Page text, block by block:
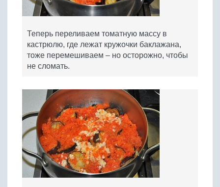
Теперь переливаем томатную массу в
кастрюлю, где лежат кружочки баклажана,
тоже перемешиваем – но осторожно, чтобы
не сломать.